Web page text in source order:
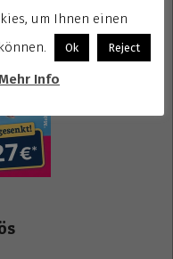
um Ihnen einen
Ok Reject
Info